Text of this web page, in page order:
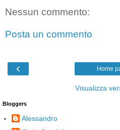
Nessun commento:
Posta un commento
‹ Home
Visualizza
Bloggers
Alessandro